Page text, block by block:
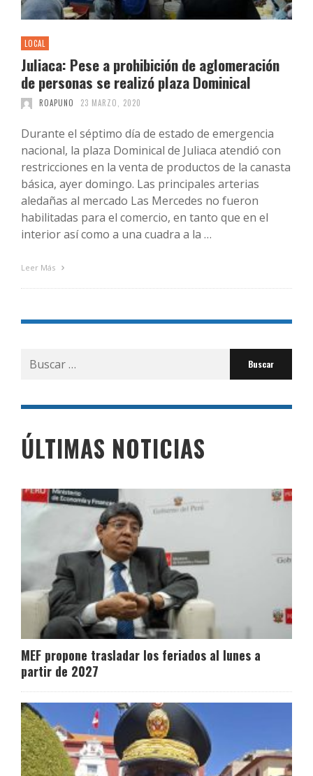
LOCAL
Juliaca: Pese a prohibición de aglomeración
de personas se realizó plaza Dominical
ROAPUNO 23 MARZO, 2020
Durante el séptimo día de estado de emergencia
nacional, la plaza Dominical de Juliaca atendió con
restricciones en la venta de productos de la canasta
básica, ayer domingo. Las principales arterias
aledañas al mercado Las Mercedes no fueron
habilitadas para el comercio, en tanto que en el
interior así como a una cuadra a la …
Leer Más
Buscar
por:
ÚLTIMAS NOTICIAS
MEF propone trasladar los feriados al lunes a
partir de 2027